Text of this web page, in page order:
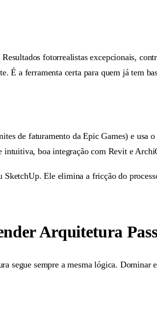
fotorrealistas excepcionais,
É a ferramenta certa para quem já tem
de faturamento da Epic Games) e usa
intuitiva, boa integração com Revit e
SketchUp. Ele elimina a fricção do
Arquitetura
segue sempre a mesma lógica. Dominar